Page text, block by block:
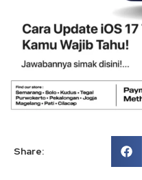
Share: